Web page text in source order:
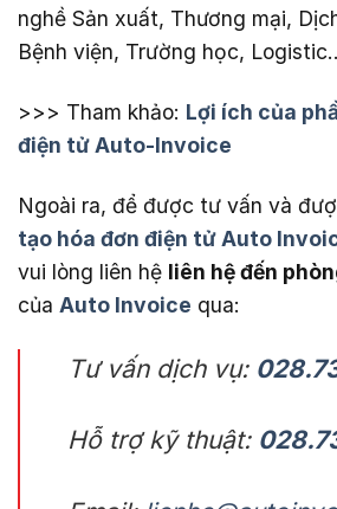
nghề Sản xuất, Thương mại,
Bệnh viện, Trường học,
>>> Tham khảo: Lợi ích của
điện tử Auto-Invoice
Ngoài ra, để được tư vấn và
tạo hóa đơn điện tử Auto
vui lòng liên hệ liên hệ đến
của Auto Invoice qua:
Tư vấn dịch vụ:
Hỗ trợ kỹ thuật: